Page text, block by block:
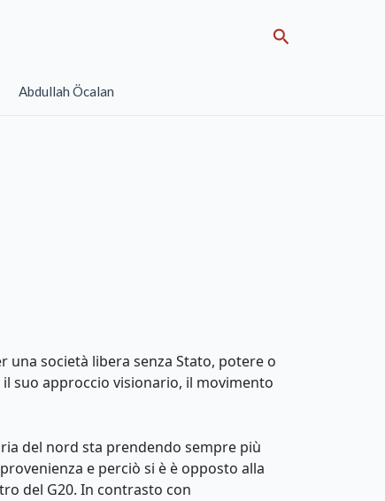
Search
Abdullah Öcalan
società libera senza Stato, potere o
suo approccio visionario, il movimento
del nord sta prendendo sempre più
e perciò si è è opposto alla
del G20. In contrasto con